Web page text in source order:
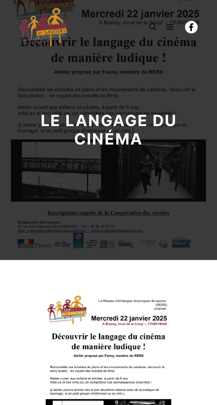
Rechercher
Menu
LE LANGAGE DU
CINÉMA